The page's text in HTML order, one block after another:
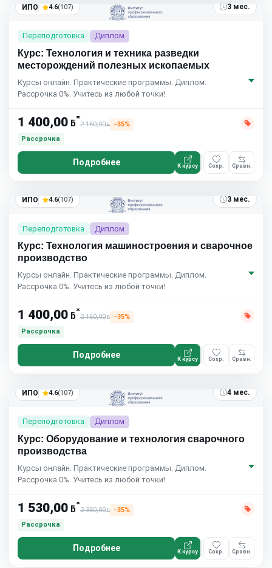
ИПО 4.6(107) 3 мес.
Переподготовка Диплом
Курс: Технология и техника разведки
месторождений полезных ископаемых
Курсы онлайн. Практические программы. Диплом.
Рассрочка 0%. Учитесь из любой точки!
1 400,00 ƃ*
2 160,00ƃ
−35%
Рассрочка
Подробнее К курсу Сохр. Сравн.
ИПО 4.6(107) 3 мес.
Переподготовка Диплом
Курс: Технология машиностроения и сварочное
производство
Курсы онлайн. Практические программы. Диплом.
Рассрочка 0%. Учитесь из любой точки!
1 400,00 ƃ*
2 160,00ƃ
−35%
Рассрочка
Подробнее К курсу Сохр. Сравн.
ИПО 4.6(107) 4 мес.
Переподготовка Диплом
Курс: Оборудование и технология сварочного
производства
Курсы онлайн. Практические программы. Диплом.
Рассрочка 0%. Учитесь из любой точки!
1 530,00 ƃ*
2 350,00ƃ
−35%
Рассрочка
Подробнее К курсу Сохр. Сравн.